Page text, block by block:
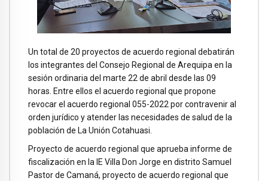
Un total de 20 proyectos de acuerdo regional debatirán
los integrantes del Consejo Regional de Arequipa en la
sesión ordinaria del marte 22 de abril desde las 09
horas. Entre ellos el acuerdo regional que propone
revocar el acuerdo regional 055-2022 por contravenir al
orden jurídico y atender las necesidades de salud de la
población de La Unión Cotahuasi.
Proyecto de acuerdo regional que aprueba informe de
fiscalización en la IE Villa Don Jorge en distrito Samuel
Pastor de Camaná, proyecto de acuerdo regional que